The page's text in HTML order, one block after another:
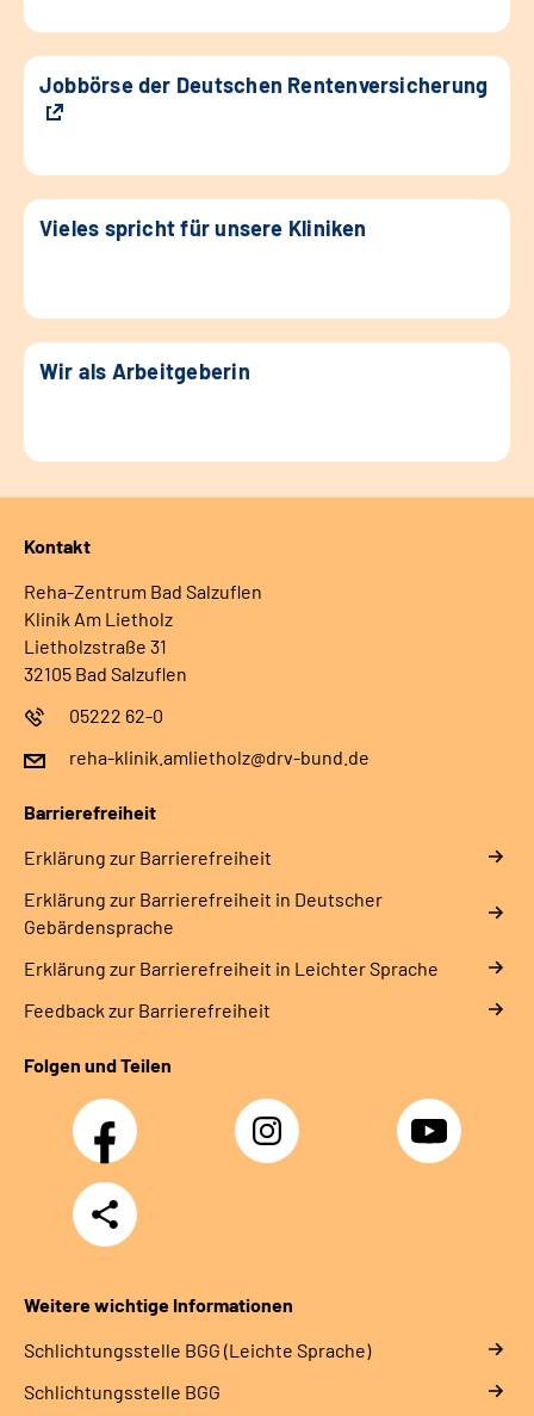
Jobbörse der Deutschen Rentenversicherung
Vieles spricht für unsere Kliniken
Wir als Arbeitgeberin
Kontakt
Reha-Zentrum Bad Salzuflen
Klinik Am Lietholz
Lietholzstraße 31
32105 Bad Salzuflen
05222 62-0
reha-klinik.amlietholz@drv-bund.de
Barrierefreiheit
Erklärung zur Barrierefreiheit
Erklärung zur Barrierefreiheit in Deutscher
Gebärdensprache
Erklärung zur Barrierefreiheit in Leichter Sprache
Feedback zur Barrierefreiheit
Folgen und Teilen
Facebook Instagram YouTube
Teilen
Weitere wichtige Informationen
Schlich­tungs­stel­le BGG (Leichte Sprache)
Schlich­tungs­stel­le BGG